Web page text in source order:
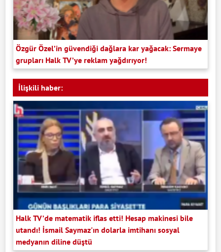
Özgür Özel’in güvendiği dağlara kar yağacak: Sermaye
grupları Halk TV’ye reklam yağdırıyor!
İlişkili haber:
Halk TV’de matematik iflas etti! Hesap makinesi bile
utandı! İsmail Saymaz'ın dolarla imtihanı sosyal
medyanın diline düştü